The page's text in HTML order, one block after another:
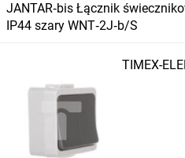
JANTAR‑bis Łącznik
IP44 szary WNT‑2J‑b/S
TIMEX-